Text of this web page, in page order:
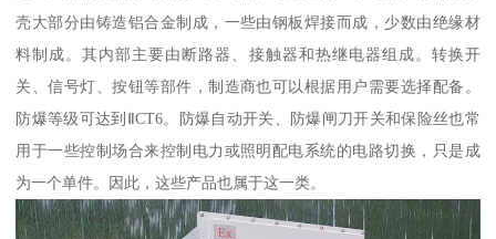
壳大部分由铸造铝合金制成，一些由钢板焊接而成，少数由绝缘材
料制成。其内部主要由断路器、接触器和热继电器组成。转换开
关、信号灯、按钮等部件，制造商也可以根据用户需要选择配备。
防爆等级可达到ⅡCT6。防爆自动开关、防爆闸刀开关和保险丝也常
用于一些控制场合来控制电力或照明配电系统的电路切换，只是成
为一个单件。因此，这些产品也属于这一类。